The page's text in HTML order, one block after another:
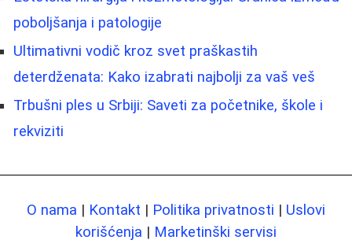
poboljšanja i patologije
Ultimativni vodič kroz svet praškastih
deterdženata: Kako izabrati najbolji za vaš veš
Trbušni ples u Srbiji: Saveti za početnike, škole i
rekviziti
O nama | Kontakt | Politika privatnosti | Uslovi
korišćenja | Marketinški servisi